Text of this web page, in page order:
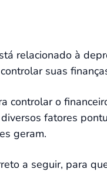
relacionado à
suas
controlar o
fatores
geram.
a seguir, para